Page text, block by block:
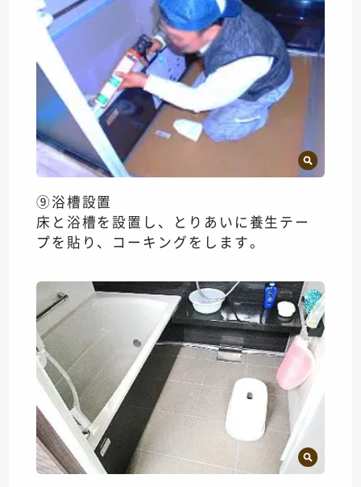
⑨浴槽設置
床と浴槽を設置し、とりあいに養生テー
プを貼り、コーキングをします。